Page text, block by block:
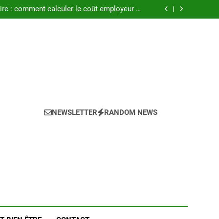
employeur en 2025 ?
: comment calculer le coût employeur en
2025 ?
est le coût réel pour l’entreprise en 2025 ?
NEWSLETTER RANDOM NEWS